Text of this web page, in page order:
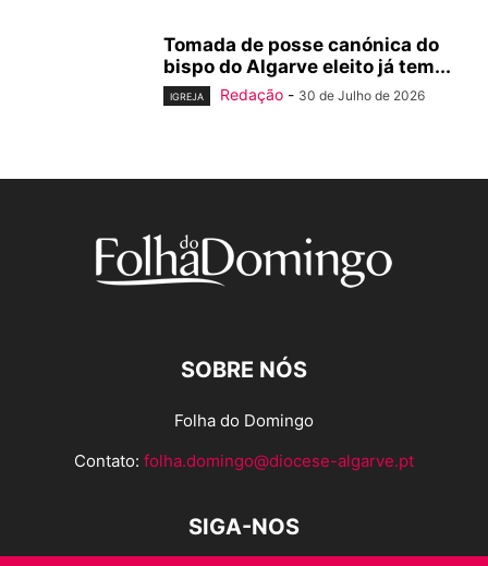
Tomada de posse canónica do
bispo do Algarve eleito já tem...
IGREJA Redação - 30 de Julho de 2026
SOBRE NÓS
Folha do Domingo
Contato: folha.domingo@diocese-algarve.pt
SIGA-NOS